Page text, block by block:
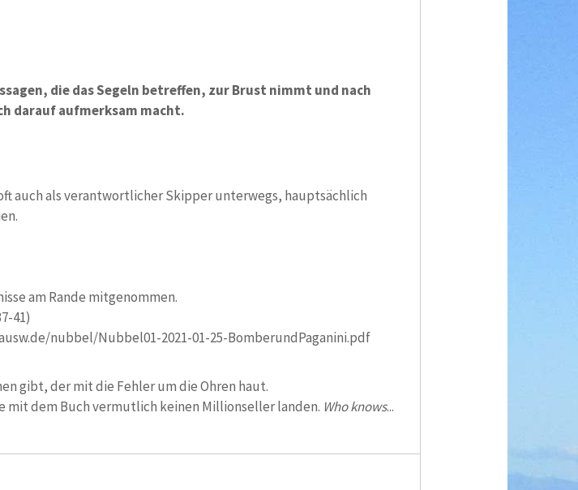
die das Segeln betreffen, zur Brust nimmt und nach
darauf aufmerksam macht.
auch als verantwortlicher Skipper unterwegs, hauptsächlich
am Rande mitgenommen.
41)
nubbel/Nubbel01-2021-01-25-BomberundPaganini.pdf
gibt, der mit die Fehler um die Ohren haut.
mit dem Buch vermutlich keinen Millionseller landen. Who knows...